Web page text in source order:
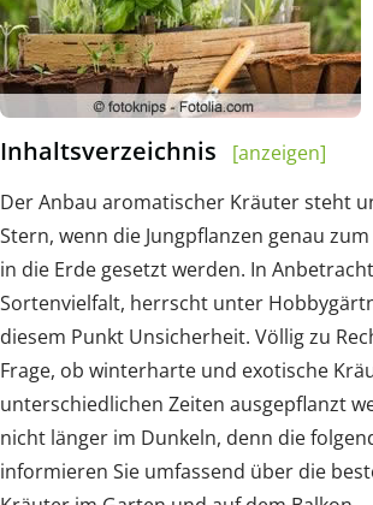
Inhaltsverzeichnis
[anzeigen]
Der Anbau aromatischer Kräuter steht
Stern, wenn die Jungpflanzen genau
in die Erde gesetzt werden. In
Sortenvielfalt, herrscht unter
diesem Punkt Unsicherheit. Völlig zu
Frage, ob winterharte und exotische
unterschiedlichen Zeiten ausgepflanzt
nicht länger im Dunkeln, denn die
informieren Sie umfassend über die